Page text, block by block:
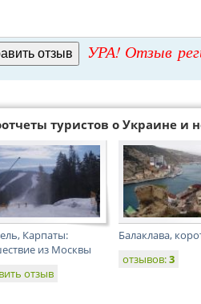
УРА! Отзыв
туристов о Украине и
Карпаты:
из Москвы
отзыв
Балаклава,
отзывов:3